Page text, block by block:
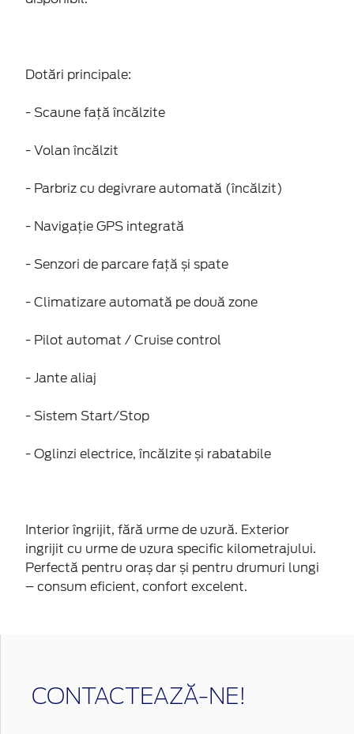
Dotări principale:
- Scaune față încălzite
- Volan încălzit
- Parbriz cu degivrare automată (încălzit)
- Navigație GPS integrată
- Senzori de parcare față și spate
- Climatizare automată pe două zone
- Pilot automat / Cruise control
- Jante aliaj
- Sistem Start/Stop
- Oglinzi electrice, încălzite și rabatabile
Interior îngrijit, fără urme de uzură. Exterior
ingrijit cu urme de uzura specific kilometrajului.
Perfectă pentru oraș dar și pentru drumuri lungi
– consum eficient, confort excelent.
CONTACTEAZĂ-NE!